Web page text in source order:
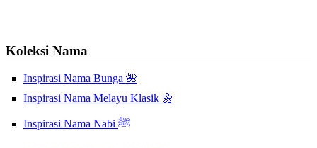
Koleksi Nama
Inspirasi Nama Bunga 🌺
Inspirasi Nama Melayu Klasik 🌼
Inspirasi Nama Nabi ﷺ